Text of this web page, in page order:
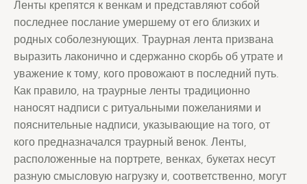
Ленты крепятся к венкам и представляют собой
последнее послание умершему от его близких и
родных соболезнующих. Траурная лента призвана
выразить лаконично и сдержанно скорбь об утрате и
уважение к тому, кого провожают в последний путь.
Как правило, на траурные ленты традиционно
наносят надписи с ритуальными пожеланиями и
пояснительные надписи, указывающие на того, от
кого предназначался траурный венок. Ленты,
расположенные на портрете, венках, букетах несут
разную смысловую нагрузку и, соответственно, могут